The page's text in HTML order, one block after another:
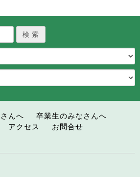
んへ
卒業生のみなさんへ
アクセス
お問合せ